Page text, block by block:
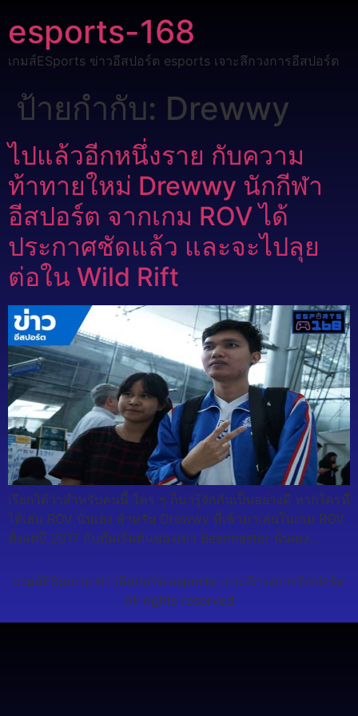
esports-168
เกมส์ESports ข่าวอีสปอร์ต esports เจาะลึกวงการอีสปอร์ต
ป้ายกำกับ: Drewwy
ไปแล้วอีกหนึ่งราย กับความ
ท้าทายใหม่ Drewwy นักกีฬา
อีสปอร์ต จากเกม ROV ได้
ประกาศชัดแล้ว และจะไปลุย
ต่อใน Wild Rift
เรียกได้ว่าสำหรับคนนี้ ใคร ๆ ก็น่ารู้จักกันเป็นอย่างดี หากใครที่
ได้เล่น ROV นั่นเอง สำหรับ Drewwy ที่เข้ามาเล่นในเกม ROV
ตั้งแต่ปี 2017 กับทีมเริ่มต้นของเขา Bearmaster นั่นเอง…
เกมส์ESports ข่าวอีสปอร์ต esports เจาะลึกวงการอีสปอร์ต
All rights reserved